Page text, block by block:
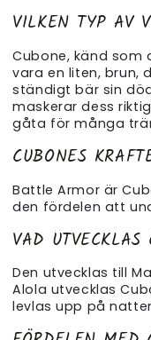
VILKEN TYP AV
Cubone, känd som
vara en liten, brun,
ständigt bär sin
maskerar dess
gåta för många
CUBONES
Battle Armor är
den fördelen att
VAD
Den utvecklas till
Alola utvecklas
levlas upp på